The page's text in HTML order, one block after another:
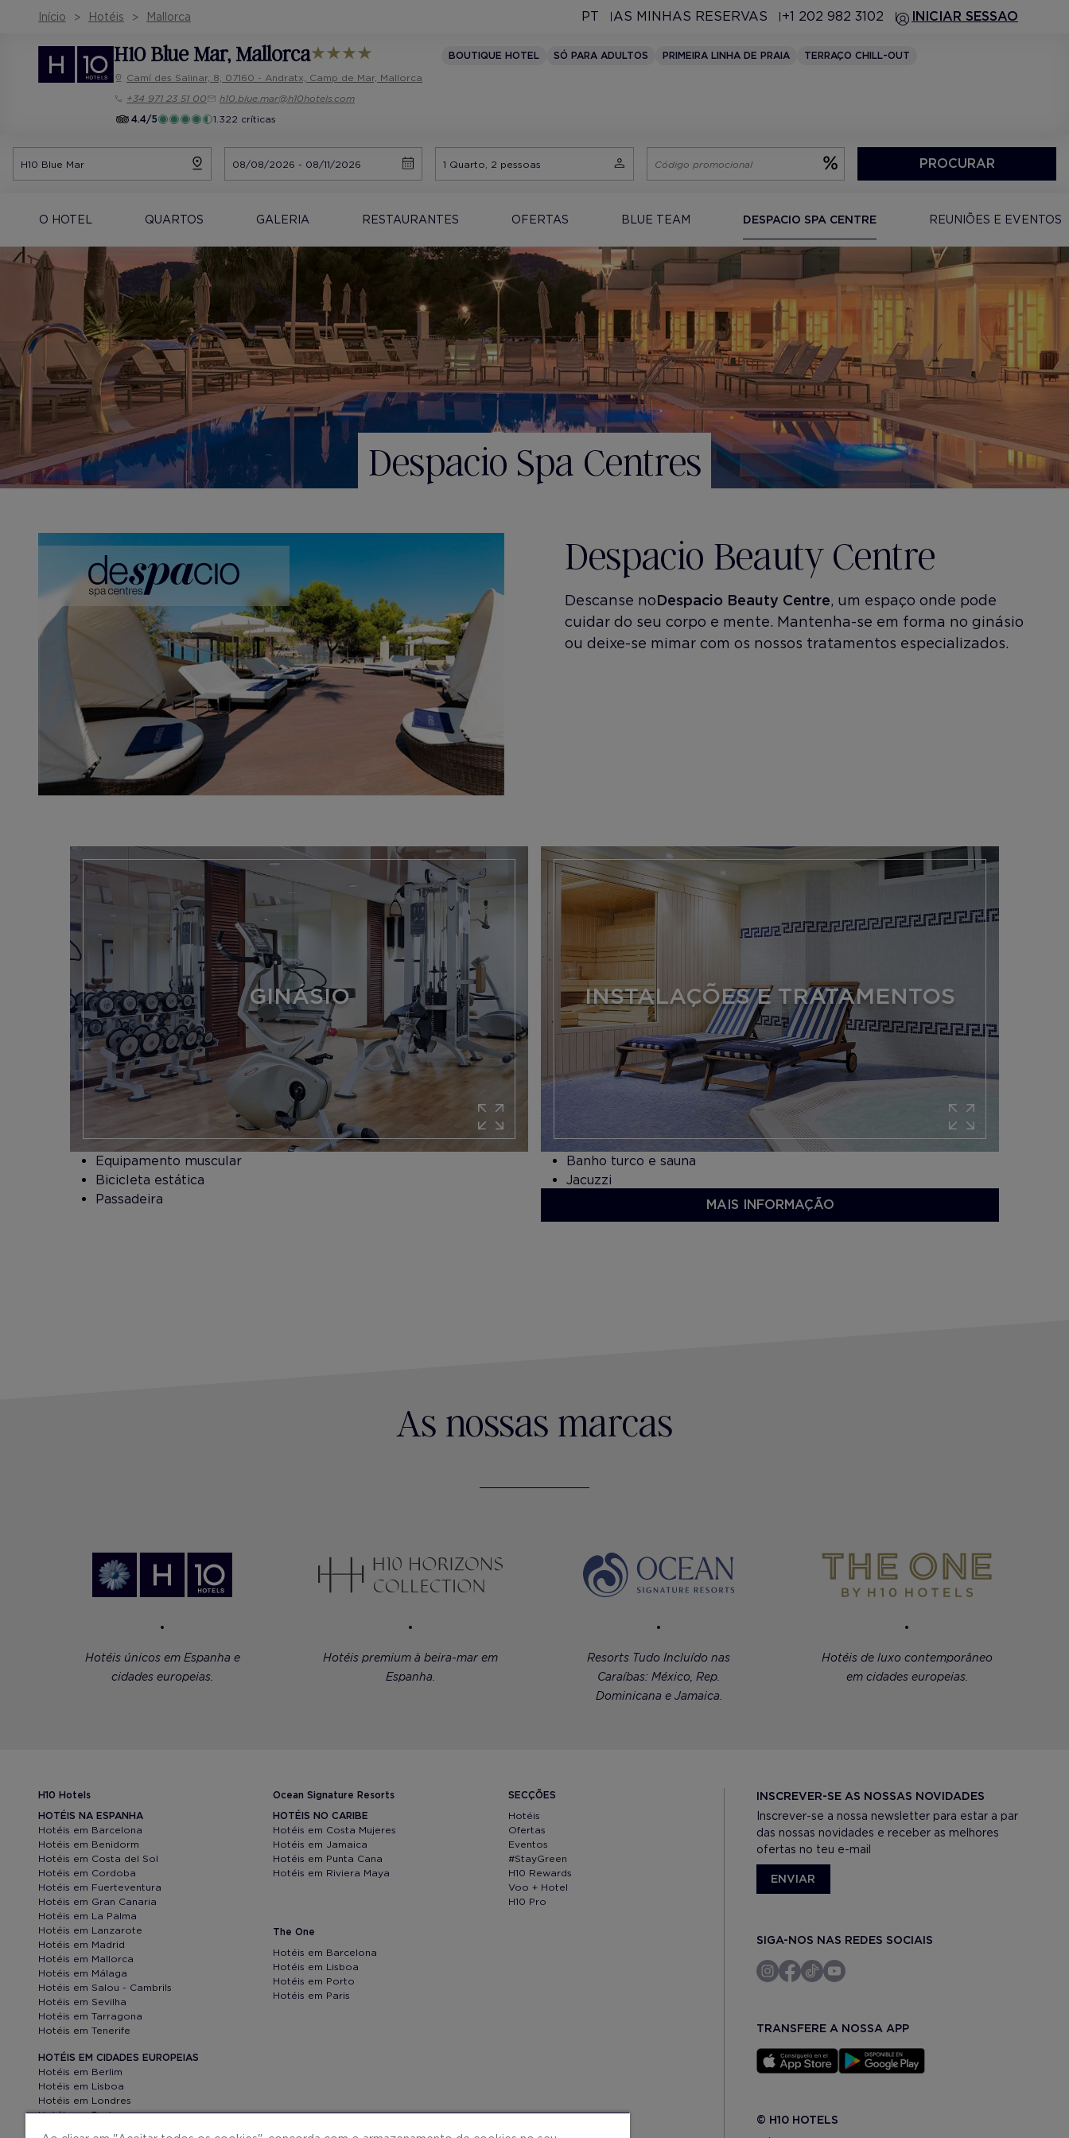
Início Hotéis Mallorca PT AS MINHAS RESERVAS +1 202 982 3102 INICIAR SESSAO
H10 Blue Mar, Mallorca BOUTIQUE HOTEL SÓ PARA ADULTOS PRIMEIRA LINHA DE PRAIA
TERRAÇO CHILL-OUT
Camí des Salinar, 8, 07160 - Andratx, Camp de Mar, Mallorca
+34 971 23 51 00
h10.blue.mar@h10hotels.com
4.4/5
1.322 críticas
PROCURAR
O HOTEL QUARTOS GALERIA RESTAURANTES OFERTAS BLUE TEAM DESPACIO SPA CENTRE REUNIÕES E EVENTOS
Despacio Spa Centres
Despacio Beauty Centre
Descanse noDespacio Beauty Centre, um espaço onde pode
cuidar do seu corpo e mente. Mantenha-se em forma no ginásio
ou deixe-se mimar com os nossos tratamentos especializados.
GINÁSIO
​Equipamento muscular
Bicicleta estática
Passadeira
INSTALAÇÕES E TRATAMENTOS
Banho turco e sauna
Jacuzzi
MAIS INFORMAÇÃO
As nossas marcas
Hotéis únicos em Espanha e
cidades europeias.
Hotéis premium à beira-mar em
Espanha.
Resorts Tudo Incluído nas
Caraíbas: México, Rep.
Dominicana e Jamaica.
Hotéis de luxo contemporâneo
em cidades europeias.
H10 Hotels
HOTÉIS NA ESPANHA
Hotéis em Barcelona
Hotéis em Benidorm
Hotéis em Costa del Sol
Hotéis em Cordoba
Hotéis em Fuerteventura
Hotéis em Gran Canaria
Hotéis em La Palma
Hotéis em Lanzarote
Hotéis em Madrid
Hotéis em Mallorca
Hotéis em Málaga
Hotéis em Salou - Cambrils
Hotéis em Sevilha
Hotéis em Tarragona
Hotéis em Tenerife
HOTÉIS EM CIDADES EUROPEIAS
Hotéis em Berlim
Hotéis em Lisboa
Hotéis em Londres
Hotéis em Porto
Ocean Signature Resorts
HOTÉIS NO CARIBE
Hotéis em Costa Mujeres
Hotéis em Jamaica
Hotéis em Punta Cana
Hotéis em Riviera Maya
The One
Hotéis em Barcelona
Hotéis em Lisboa
Hotéis em Porto
Hotéis em Paris
SECÇÕES
Hotéis
Ofertas
Eventos
#StayGreen
H10 Rewards
Voo + Hotel
H10 Pro
INSCREVER-SE AS NOSSAS NOVIDADES
Inscrever-se a nossa newsletter para estar a par
das nossas novidades e receber as melhores
ofertas no teu e-mail
ENVIAR
SIGA-NOS NAS REDES SOCIAIS
TRANSFERE A NOSSA APP
© H10 HOTELS